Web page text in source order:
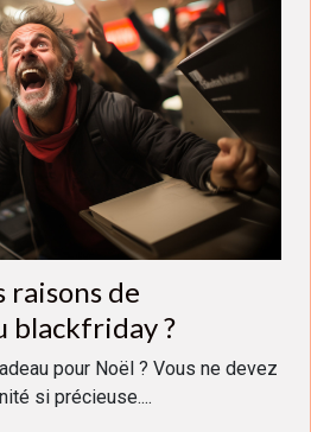
raisons de
blackfriday ?
pour Noël ? Vous ne devez
si précieuse....